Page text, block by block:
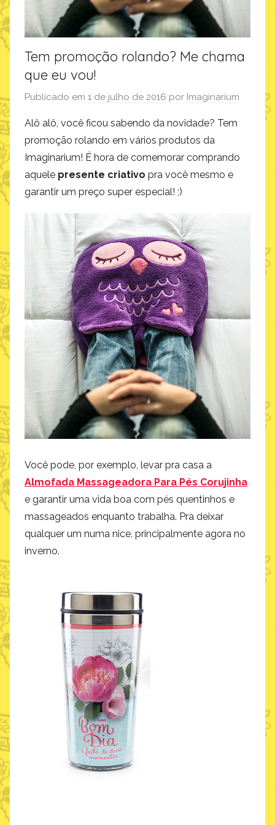
Tem promoção rolando? Me chama
que eu vou!
Publicado em 1 de julho de 2016 por Imaginarium
Alô alô, você ficou sabendo da novidade? Tem
promoção rolando em vários produtos da
Imaginarium! É hora de comemorar comprando
aquele presente criativo pra você mesmo e
garantir um preço super especial! ;)
Você pode, por exemplo, levar pra casa a
Almofada Massageadora Para Pés Corujinha
e garantir uma vida boa com pés quentinhos e
massageados enquanto trabalha. Pra deixar
qualquer um numa nice, principalmente agora no
inverno.